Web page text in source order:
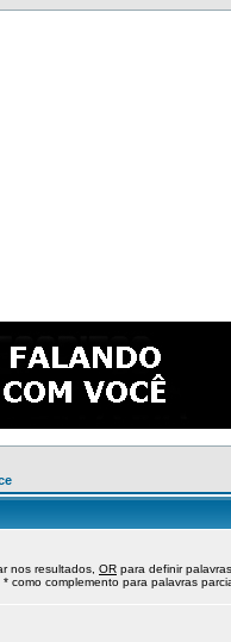
nos resultados, OR para definir
como complemento para palavras